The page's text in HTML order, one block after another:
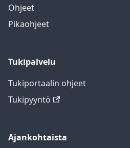
Ohjeet
Pikaohjeet
Tukipalvelu
Tukiportaalin ohjeet
Tukipyyntö
Ajankohtaista